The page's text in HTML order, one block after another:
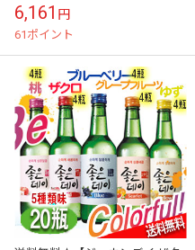
6,161 円
61ポイント